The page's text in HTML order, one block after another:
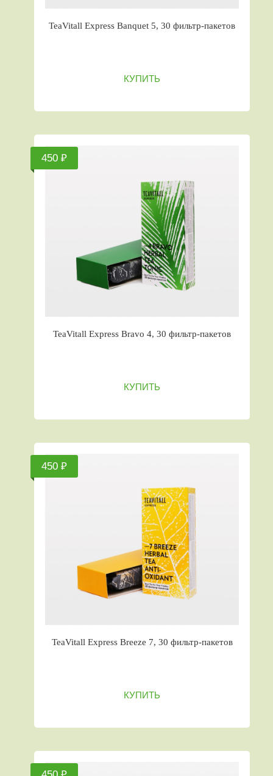
TeaVitall Express Banquet 5, 30 фильтр-пакетов
КУПИТЬ
450 ₽
TeaVitall Express Bravo 4, 30 фильтр-пакетов
КУПИТЬ
450 ₽
TeaVitall Express Breeze 7, 30 фильтр-пакетов
КУПИТЬ